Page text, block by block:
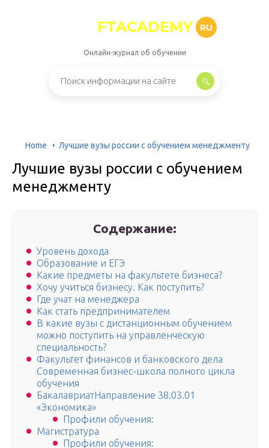
FTACADEMY RU
Онлайн-журнал об обучении
Home Лучшие вузы россии с обучением менеджменту
Лучшие вузы россии с обучением
менеджменту
Содержание:
Уровень дохода
Образование и ЕГЭ
Какие предметы на факультете бизнеса?
Хочу учиться бизнесу. Как поступить?
Где учат на менеджера
Как стать предпринимателем
В какие вузы с дистанционным обучением
можно поступить на управленческую
специальность?
Факультет финансов и банковского дела
Современная бизнес-школа полного цикла
обучения
БакалавриатНаправление 38.03.01
«Экономика»
Профили обучения:
Магистратура
Профили обучения: